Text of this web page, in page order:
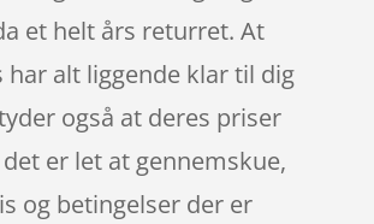
et helt års returret. At
har alt liggende klar til dig
også at deres priser
er let at gennemskue,
og betingelser der er